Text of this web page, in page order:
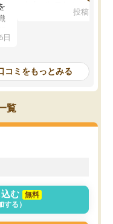
日
を明確にしてくれるの
の仕方をコーチングして
ルなので、家での学習習
身につきました。結果と
た。自分から学ぶ姿勢を
投稿日：
コミをもっとみる
覧
む
無料
する）